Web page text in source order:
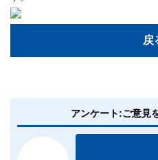
戻
アンケート:ご意見